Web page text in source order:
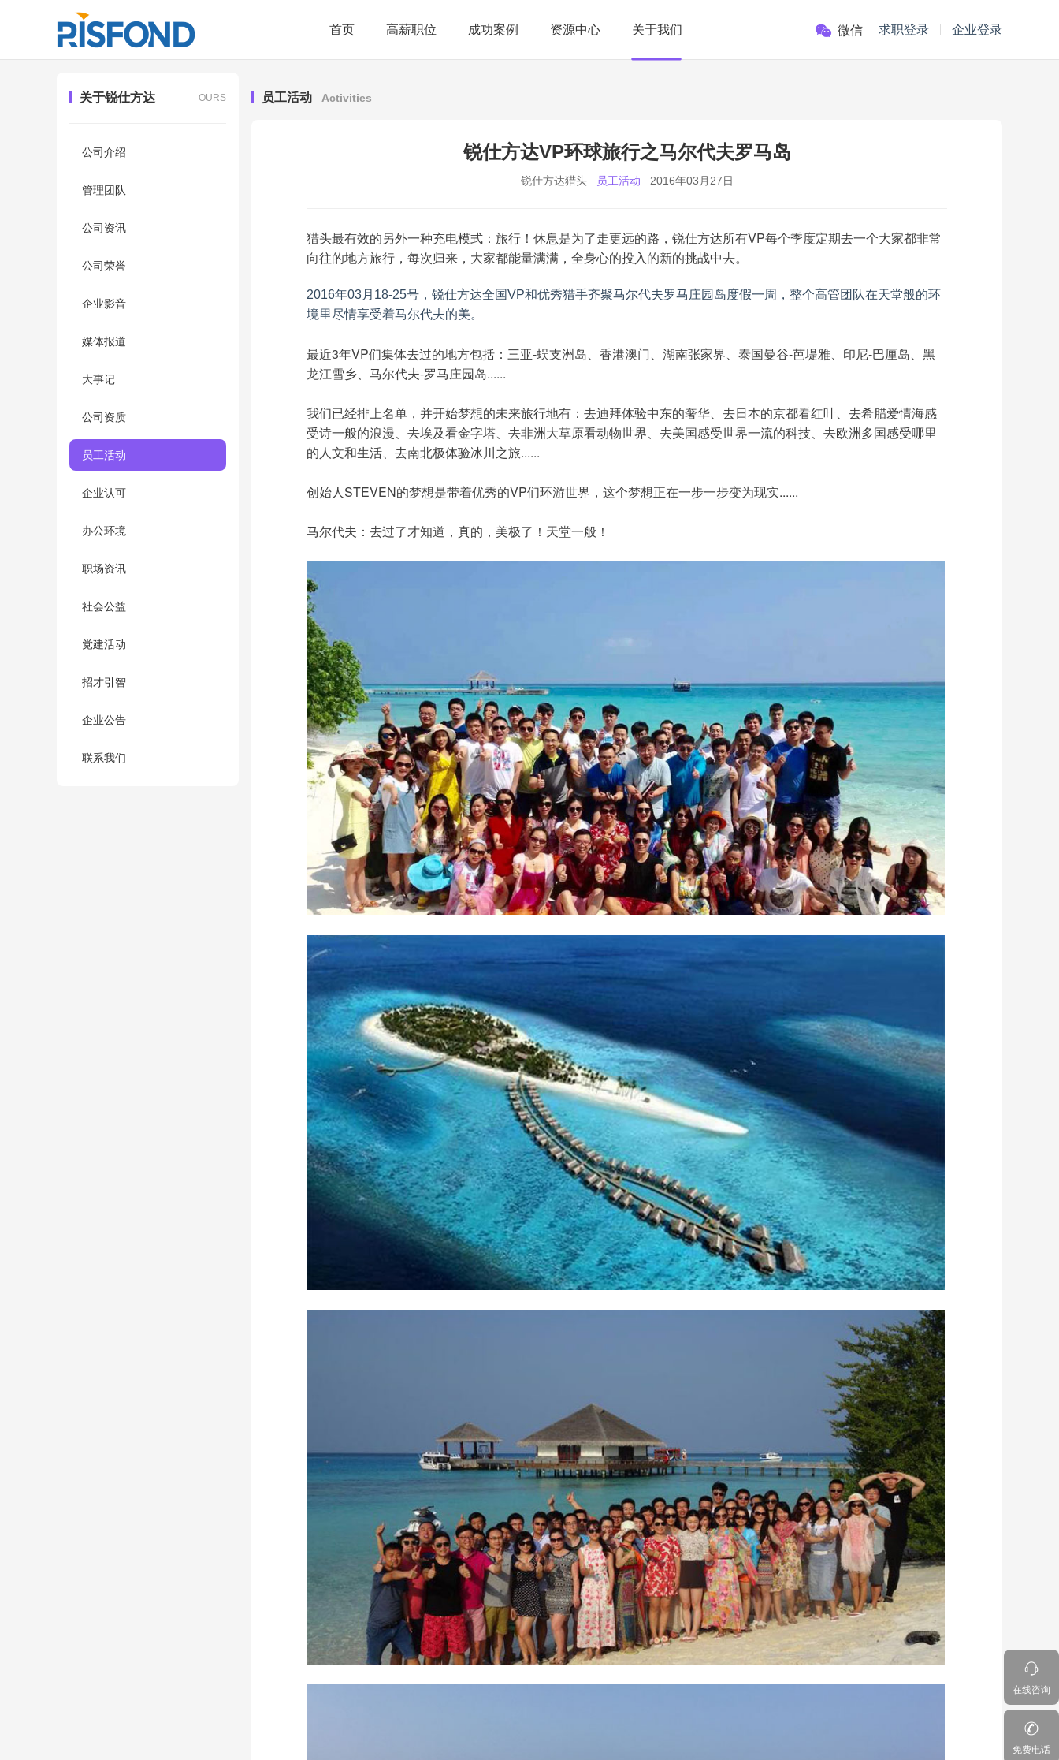
首页 高薪职位 成功案例 资源中心 关于我们 微信 求职登录 企业登录
关于锐仕方达 OURS
公司介绍
管理团队
公司资讯
公司荣誉
企业影音
媒体报道
大事记
公司资质
员工活动
企业认可
办公环境
职场资讯
社会公益
党建活动
招才引智
企业公告
联系我们
员工活动 Activities
锐仕方达VP环球旅行之马尔代夫罗马岛
锐仕方达猎头 员工活动 2016年03月27日
猎头最有效的另外一种充电模式：旅行！休息是为了走更远的路，锐仕方达所有VP每个季度定期去一个大家都非常
向往的地方旅行，每次归来，大家都能量满满，全身心的投入的新的挑战中去。
2016年03月18-25号，锐仕方达全国VP和优秀猎手齐聚马尔代夫罗马庄园岛度假一周，整个高管团队在天堂般的环
境里尽情享受着马尔代夫的美。
最近3年VP们集体去过的地方包括：三亚-蜈支洲岛、香港澳门、湖南张家界、泰国曼谷-芭堤雅、印尼-巴厘岛、黑
龙江雪乡、马尔代夫-罗马庄园岛......
我们已经排上名单，并开始梦想的未来旅行地有：去迪拜体验中东的奢华、去日本的京都看红叶、去希腊爱情海感
受诗一般的浪漫、去埃及看金字塔、去非洲大草原看动物世界、去美国感受世界一流的科技、去欧洲多国感受哪里
的人文和生活、去南北极体验冰川之旅......
创始人STEVEN的梦想是带着优秀的VP们环游世界，这个梦想正在一步一步变为现实......
马尔代夫：去过了才知道，真的，美极了！天堂一般！
在线咨询
免费电话